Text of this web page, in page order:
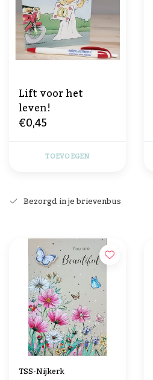
Lift voor het
leven!
€0,45
TOEVOEGEN
Bezorgd in je brievenbus
TSS-Nijkerk